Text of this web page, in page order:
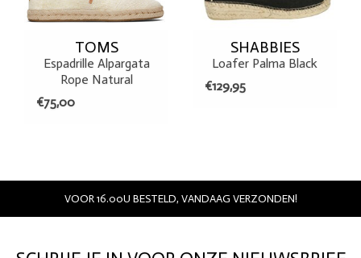
TOMS
Espadrille Alpargata
Rope Natural
€75,00
SHABBIES
Loafer Palma Black
€129,95
VOOR 16.00U BESTELD, VANDAAG VERZONDEN!